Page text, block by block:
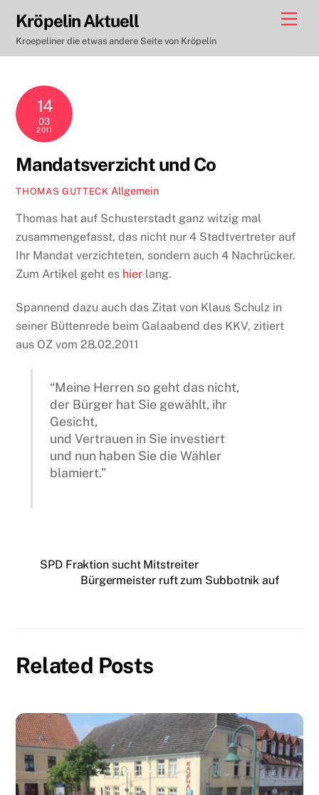
content
Kröpelin Aktuell
Kroepeliner die etwas andere Seite von Kröpelin
14
03
2011
Mandatsverzicht und Co
THOMAS GUTTECK Allgemein
Thomas hat auf Schusterstadt ganz witzig mal
zusammengefasst, das nicht nur 4 Stadtvertreter auf
Ihr Mandat verzichteten, sondern auch 4 Nachrücker.
Zum Artikel geht es hier lang.
Spannend dazu auch das Zitat von Klaus Schulz in
seiner Büttenrede beim Galaabend des KKV, zitiert
aus OZ vom 28.02.2011
“Meine Herren so geht das nicht,
der Bürger hat Sie gewählt, ihr
Gesicht,
und Vertrauen in Sie investiert
und nun haben Sie die Wähler
blamiert.”
SPD Fraktion sucht Mitstreiter
Bürgermeister ruft zum Subbotnik auf
Related Posts